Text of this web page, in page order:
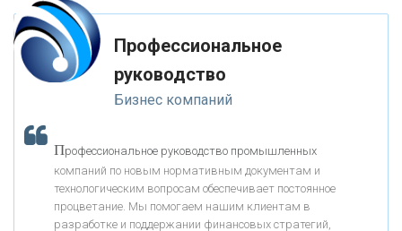
«МОСКОВСКИЙ КРЕДИТНЫЙ БАНК»
«АБСОЛЮТ БАНК»
«БАНК ВОЗРОЖДЕНИЕ»
АО «КРЕДИТ ЕВРОПА БАНК»
-- Лучшее, что можно сделать с хорошим советом, это пропустить его
мимо ушей. Он никогда не бывает полезен никому, кроме того, кто его
-- Люблю давать советы и очень не люблю, когда их дают мне.
Профессиональное
руководство
Бизнес компаний
Профессиональное руководство промышленных
компаний по новым нормативным документам и
технологическим вопросам обеспечивает постоянное
процветание. Мы помогаем нашим клиентам в
разработке и поддержании финансовых стратегий,